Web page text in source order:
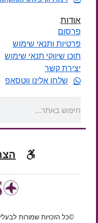
אודות
פרסום
פרטיות ותנאי שימוש
תוכן שיווקי תנאי שימוש
יצירת קשר
שלחו אלינו ווטסאפ
©כל הזכויות שמורות